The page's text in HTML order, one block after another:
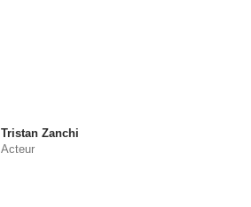
Tristan Zanchi
Acteur